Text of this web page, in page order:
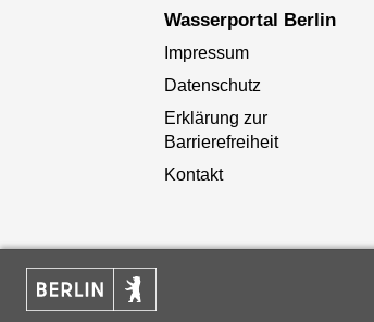
Wasserportal Berlin
Impressum
Datenschutz
Erklärung zur
Barrierefreiheit
Kontakt